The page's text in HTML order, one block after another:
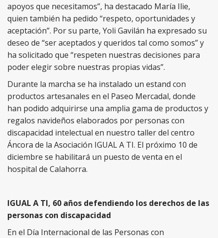
apoyos que necesitamos”, ha destacado María Ilie,
quien también ha pedido “respeto, oportunidades y
aceptación”. Por su parte, Yoli Gavilán ha expresado su
deseo de “ser aceptados y queridos tal como somos” y
ha solicitado que “respeten nuestras decisiones para
poder elegir sobre nuestras propias vidas”.
Durante la marcha se ha instalado un estand con
productos artesanales en el Paseo Mercadal, donde
han podido adquirirse una amplia gama de productos y
regalos navideños elaborados por personas con
discapacidad intelectual en nuestro taller del centro
Áncora de la Asociación IGUAL A TI. El próximo 10 de
diciembre se habilitará un puesto de venta en el
hospital de Calahorra.
IGUAL A TI, 60 años defendiendo los derechos de las
personas con discapacidad
En el Día Internacional de las Personas con